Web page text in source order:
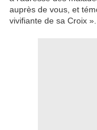
auprès de vous, et
vivifiante de sa Croix ».